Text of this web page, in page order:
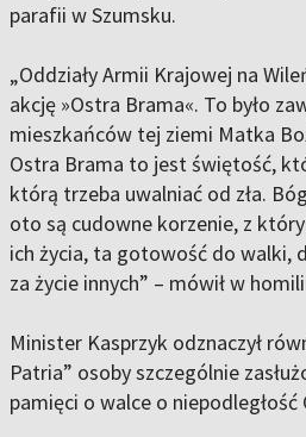
parafii w Szumsku.
„Oddziały Armii Krajowej na
akcję »Ostra Brama«. To było
mieszkańców tej ziemi Matka
Ostra Brama to jest świętość,
którą trzeba uwalniać od zła.
oto są cudowne korzenie, z
ich życia, ta gotowość do walki,
za życie innych” – mówił w
Minister Kasprzyk odznaczył
Patria” osoby szczególnie
pamięci o walce o niepodległość